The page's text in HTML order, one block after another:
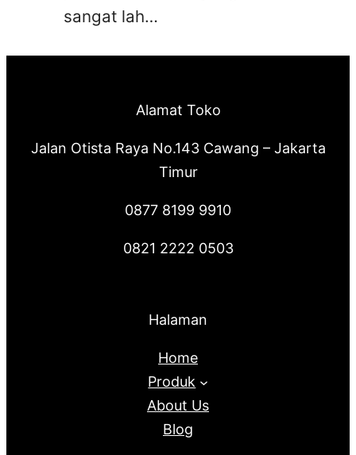
sangat lah…
Alamat Toko
Jalan Otista Raya No.143 Cawang – Jakarta
Timur
0877 8199 9910
0821 2222 0503
Halaman
Home
Produk
About Us
Blog